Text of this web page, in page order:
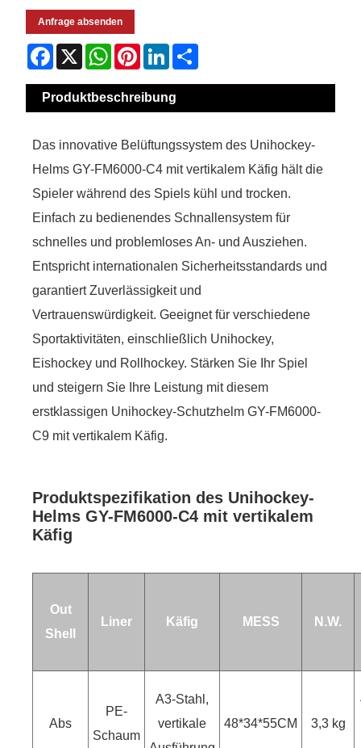
Anfrage absenden
Facebook
X WhatsAppPinterestLinkedIn
Produktbeschreibung
Das innovative Belüftungssystem des Unihockey-
Helms GY-FM6000-C4 mit vertikalem Käfig hält die
Spieler während des Spiels kühl und trocken.
Einfach zu bedienendes Schnallensystem für
schnelles und problemloses An- und Ausziehen.
Entspricht internationalen Sicherheitsstandards und
garantiert Zuverlässigkeit und
Vertrauenswürdigkeit. Geeignet für verschiedene
Sportaktivitäten, einschließlich Unihockey,
Eishockey und Rollhockey. Stärken Sie Ihr Spiel
und steigern Sie Ihre Leistung mit diesem
erstklassigen Unihockey-Schutzhelm GY-FM6000-
C9 mit vertikalem Käfig.
Produktspezifikation des Unihockey-
Helms GY-FM6000-C4 mit vertikalem
Käfig
Out
Shell
Liner Käfig MESS N.W.
Abs
PE-
Schaum
A3-Stahl,
vertikale
48*34*55CM 3,3 kg